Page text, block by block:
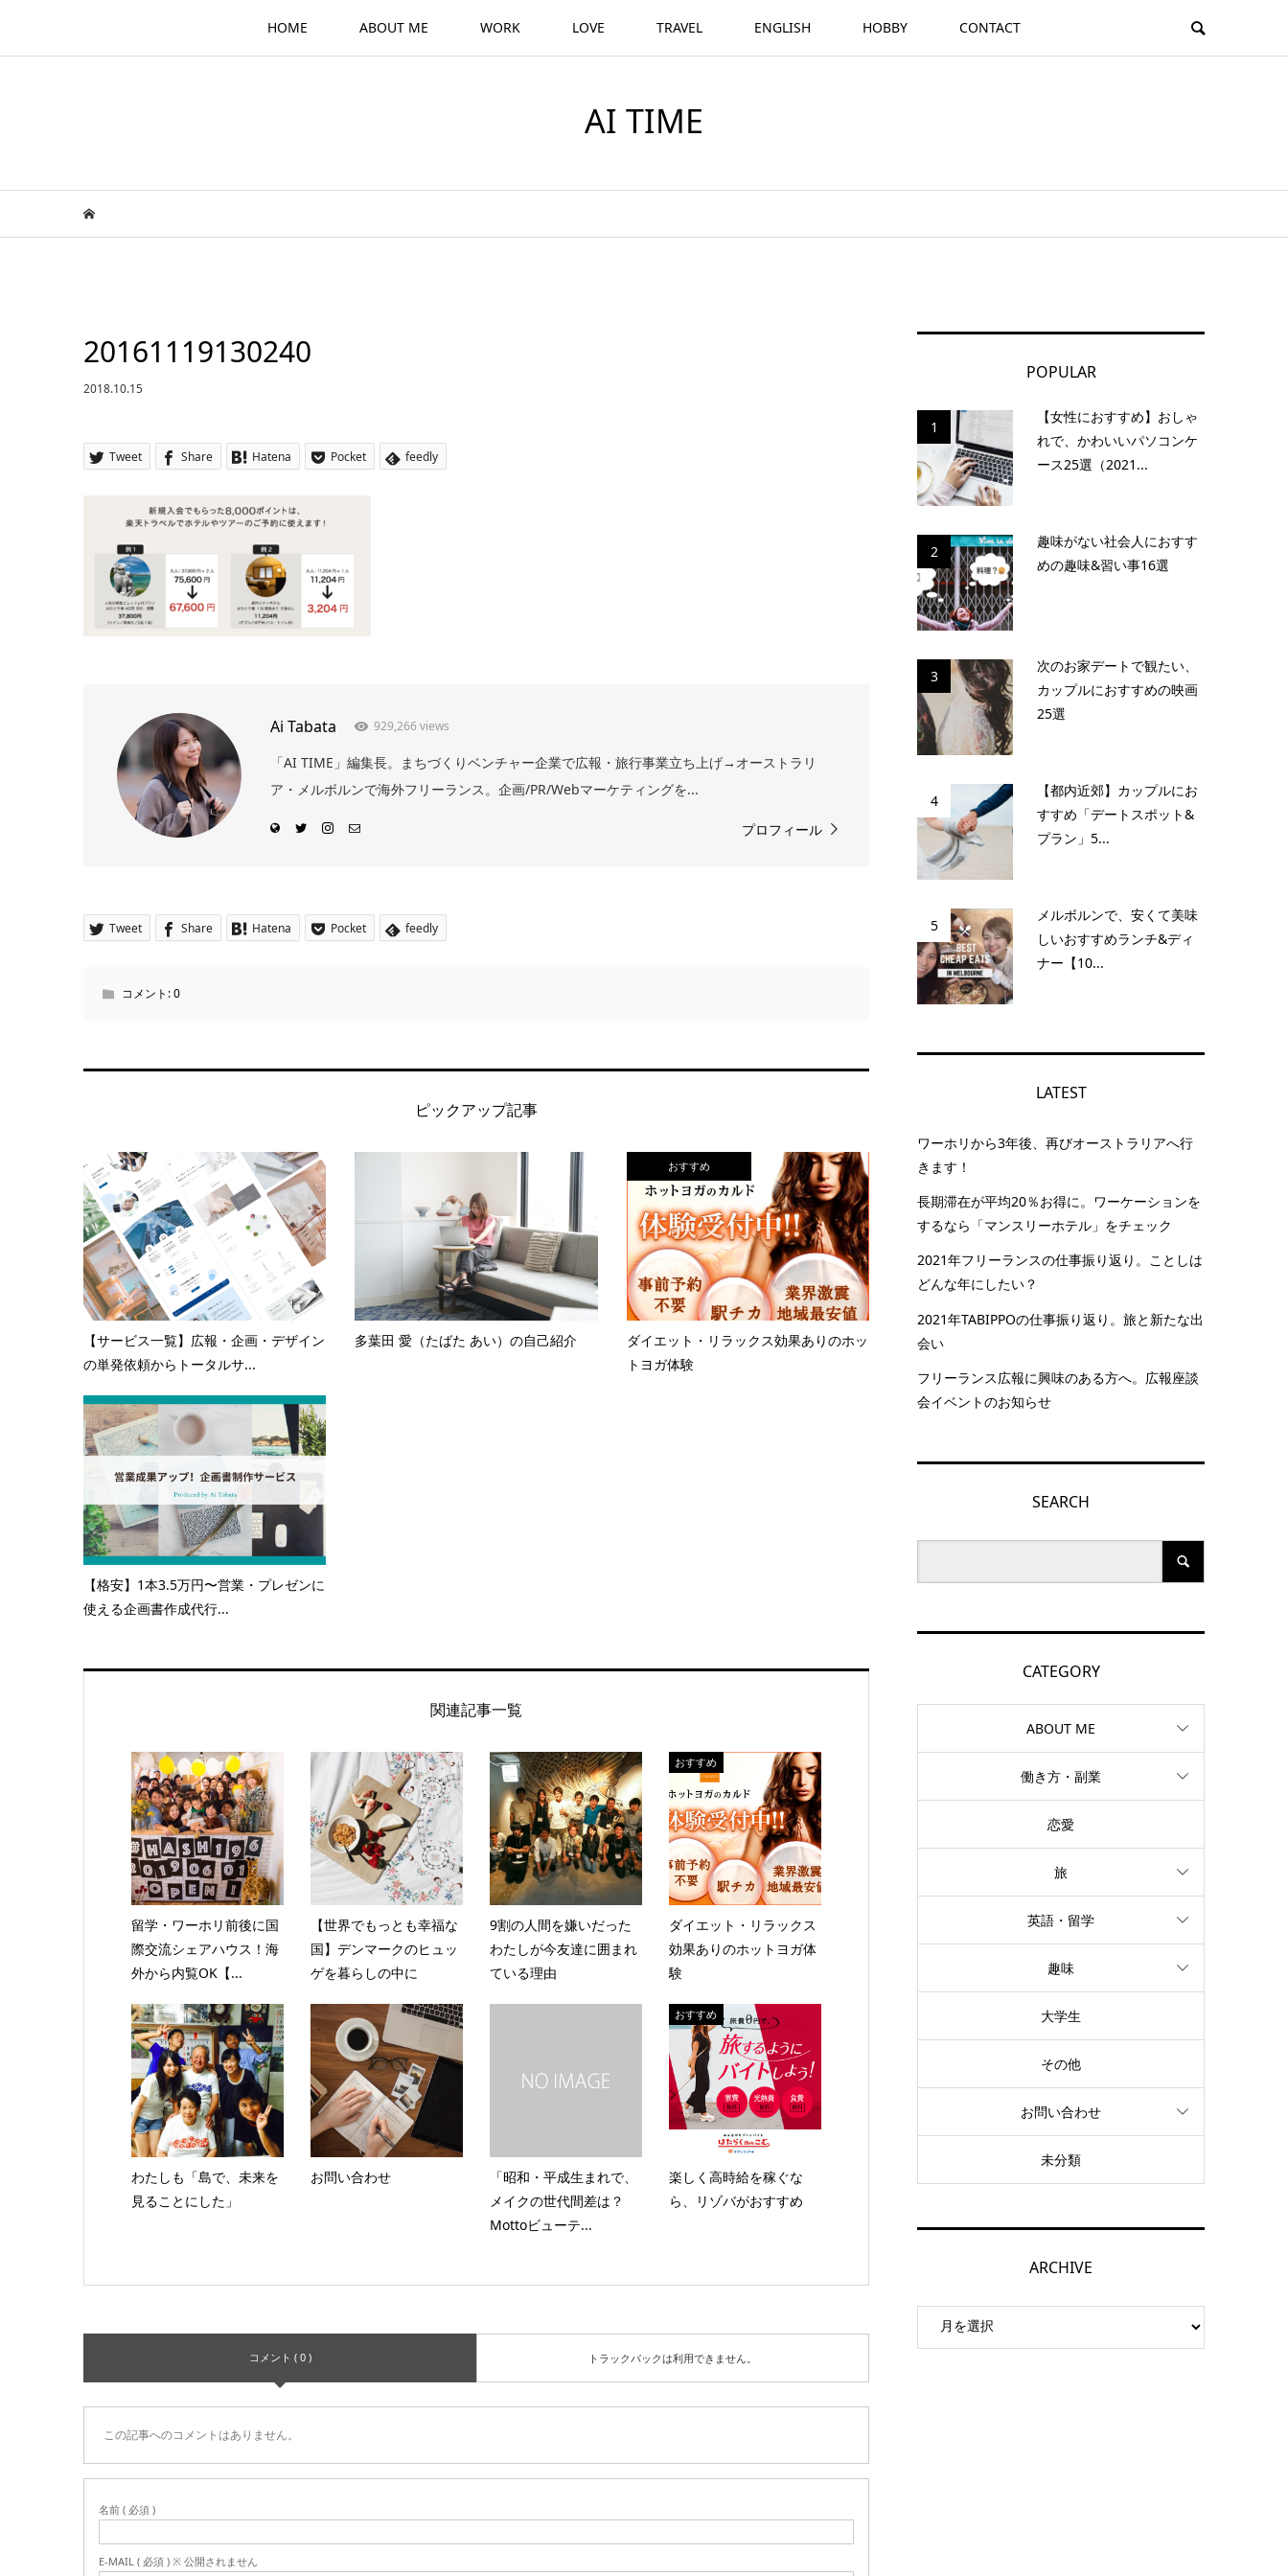
HOME ABOUT ME WORK LOVE TRAVEL ENGLISH HOBBY CONTACT
AI TIME
20161119130240
2018.10.15
Tweet Share Hatena Pocket feedly
Ai Tabata 929,266 views
「AI TIME」編集長。まちづくりベンチャー企業で広報・旅行事業立ち上げ→オーストラリ
ア・メルボルンで海外フリーランス。企画/PR/Webマーケティングを...
プロフィール
Tweet Share Hatena Pocket feedly
コメント:0
ピックアップ記事
【サービス一覧】広報・企画・デザイン
の単発依頼からトータルサ...
多葉田 愛（たばた あい）の自己紹介
おすすめ
ダイエット・リラックス効果ありのホッ
トヨガ体験
【格安】1本3.5万円〜営業・プレゼンに
使える企画書作成代行...
関連記事一覧
留学・ワーホリ前後に国
際交流シェアハウス！海
外から内覧OK【...
【世界でもっとも幸福な
国】デンマークのヒュッ
ゲを暮らしの中に
9割の人間を嫌いだった
わたしが今友達に囲まれ
ている理由
おすすめ
ダイエット・リラックス
効果ありのホットヨガ体
験
わたしも「島で、未来を
見ることにした」
お問い合わせ
「昭和・平成生まれで、
メイクの世代間差は？
Mottoビューテ...
おすすめ
楽しく高時給を稼ぐな
ら、リゾバがおすすめ
コメント ( 0 ) トラックバックは利用できません。
この記事へのコメントはありません。
名前 ( 必須 )
E-MAIL ( 必須 ) ※ 公開されません
POPULAR
1
【女性におすすめ】おしゃ
れで、かわいいパソコンケ
ース25選（2021...
2
趣味がない社会人におすす
めの趣味&習い事16選
3
次のお家デートで観たい、
カップルにおすすめの映画
25選
4
【都内近郊】カップルにお
すすめ「デートスポット&
プラン」5...
5
メルボルンで、安くて美味
しいおすすめランチ&ディ
ナー【10...
LATEST
ワーホリから3年後、再びオーストラリアへ行
きます！
長期滞在が平均20％お得に。ワーケーションを
するなら「マンスリーホテル」をチェック
2021年フリーランスの仕事振り返り。ことしは
どんな年にしたい？
2021年TABIPPOの仕事振り返り。旅と新たな出
会い
フリーランス広報に興味のある方へ。広報座談
会イベントのお知らせ
SEARCH
CATEGORY
ABOUT ME
働き方・副業
恋愛
旅
英語・留学
趣味
大学生
その他
お問い合わせ
未分類
ARCHIVE